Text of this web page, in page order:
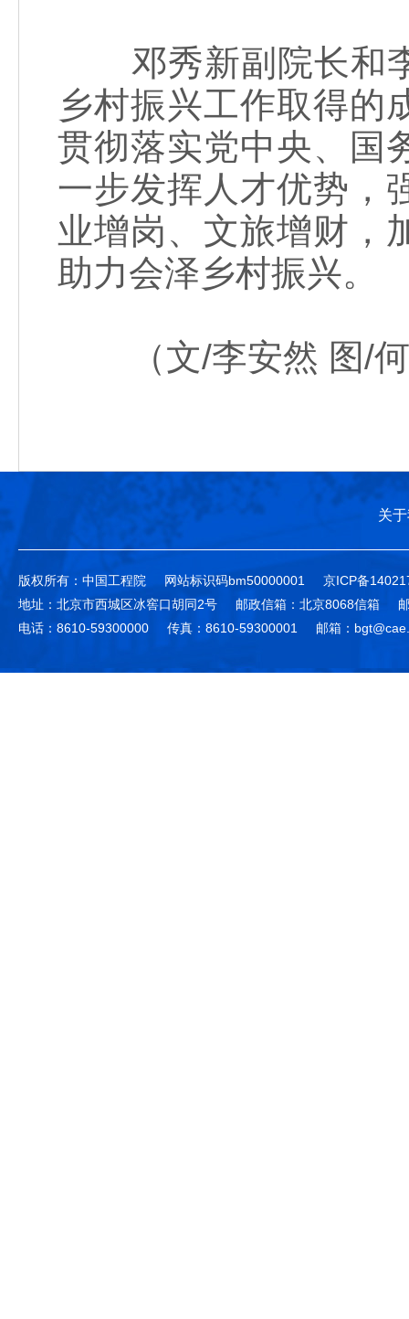
邓秀新副院长和李
乡村振兴工作取得的
贯彻落实党中央、国
一步发挥人才优势，
业增岗、文旅增财，
助力会泽乡村振兴。
（文/李安然 图/何
关
版权所有：中国工程院 网站标识码bm50000001
京ICP备
地址：北京市西城区冰窖口胡同2号
邮政信箱：北京8068信箱
电话：8610-59300000
传真：8610-59300001 邮箱：